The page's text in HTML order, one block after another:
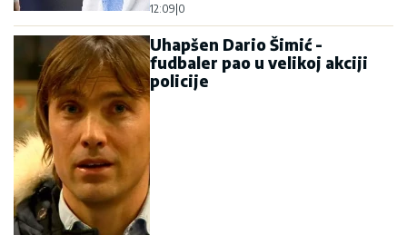
12:09|0
Uhapšen Dario Šimić -
fudbaler pao u velikoj akciji
policije